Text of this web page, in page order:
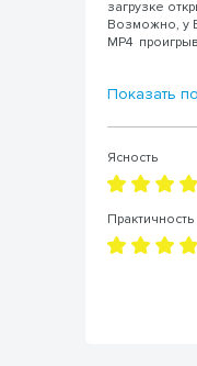
загрузке
Возможно, у
MP4
Показать
Ясность
Практичность